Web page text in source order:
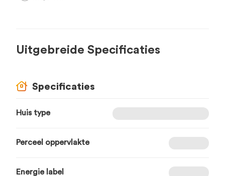
Uitgebreide Specificaties
Specificaties
Huis type
Perceel oppervlakte
Energie label